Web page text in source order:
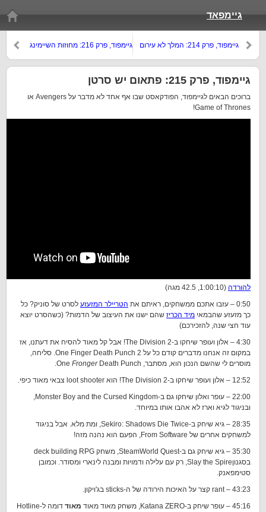
גיימפאד
גיימפוד, פרק 216: מחוזות השיימינג גיימפוד, פרק 214: המלך לא עירום
גיימפוד, פרק 215: פתאום יש סרטן
ברוכים הבאים לגיימפוד, הפודקאסט שבו אף אחד לא מדבר על Avengers או
Game of Thrones!
להורדה (1:00:10, 42.5 מגה)
0:50 – עזבו אתכם ממשחקים, ראיתם את
הטריילר המזעזע לסרט של סוניק? כל
כך מזעזע שהבמאי מיד הכריז שהם ישנו את העיצוב של הדמות? (כשהסרט יוצא
עוד חצי שנה, להזכירכם)
4:30 – אלון ועופר שיחקו ב-The Division 2! אבל קל מאוד להסיח את דעתנו, אז
במקום זה אנחנו מדברים קודם כל על One Finger Death Punch 2. סליחה,
מוסרים לי שהשם הנכון הוא, מסתבר, One
FrongerDeath Punch.
12:52 – אלון ועופר שיחקו ב-The Division 2! הוא loot shooter צבאי מאוד כיפי.
22:00 – עופר ואלון שיחקו גם ב-Monster Boy and the Cursed Kingdom,
ובניגוד לגיא וארז לא אהבו אותו במיוחד.
28:35 – גיא שיחק ב-Sekiro: Shadows Die Twice, ומת מלא. אבל בניגוד
למשחקים אחרים של From Software, הפעם הוא נהנה מזה!
35:30 – גיא שיחק גם ב-SteamWorld Quest, משחק deck building RPG
בסגנוןSlay the Spire, רק עם עלילה ודמויות ומבנה לינארי ומסודר. וכמובן
סטימפאנק.
43:23 – rant קצר על האיכות הירודה של ה-sticks בג'ויקון.
45:16 – עופר שיחק ב-Katana ZERO, משחק מאוד מאוד
מאוד
דומה ל-Hotline